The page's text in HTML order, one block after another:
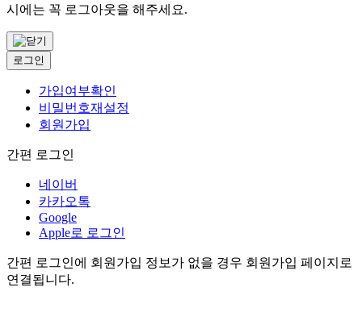
시에는 꼭 로그아웃을 해주세요.
로그인
가입여부확인
비밀번호재설정
회원가입
간편 로그인
네이버
카카오톡
Google
Apple로 로그인
간편 로그인에 회원가입 정보가 없을 경우 회원가입 페이지로
연결됩니다.